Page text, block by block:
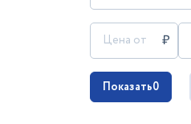
Показать0